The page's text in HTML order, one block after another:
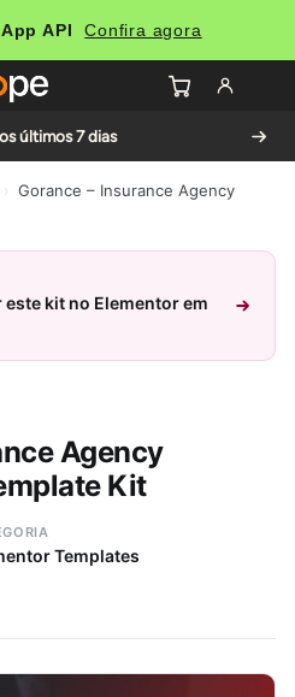
API Confira agora
últimos 7 dias
Gorance – Insurance Agency
kit no Elementor em
Agency
Kit
Templates